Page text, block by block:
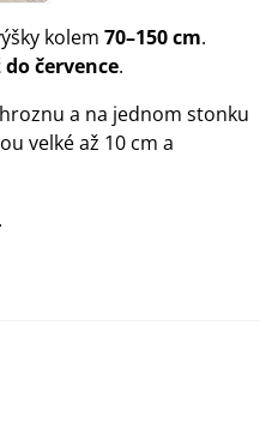
kolem 70–150 cm.
července.
a na jednom stonku
velké až 10 cm a
.